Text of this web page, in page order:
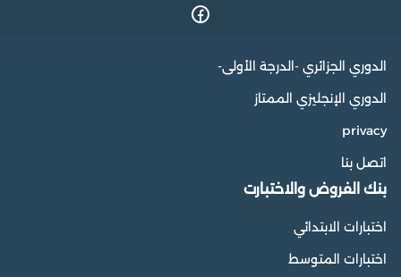
الدوري الجزائري -الدرجة الأولى-
الدوري الإنجليزي الممتاز
privacy
اتصل بنا
بنك الفروض والاختبارت
اختبارات الابتدائي
اختبارات المتوسط